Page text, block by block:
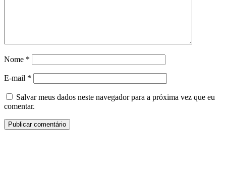
Nome *
E-mail *
Salvar meus dados neste navegador para a próxima vez que eu
comentar.